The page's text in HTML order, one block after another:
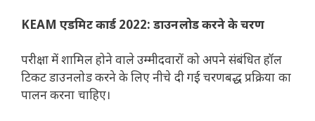
KEAM एडमिट कार्ड 2022: डाउनलोड करने के चरण
परीक्षा में शामिल होने वाले उम्मीदवारों को अपने संबंधित हॉल
टिकट डाउनलोड करने के लिए नीचे दी गई चरणबद्ध प्रक्रिया का
पालन करना चाहिए।